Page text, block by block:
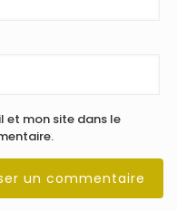
et mon site dans le